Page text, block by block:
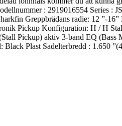
: 2919016554 Series
Greppbrädans radie: 12 ”-
Pickup Konfiguration: H / H
Pickup) aktiv 3-band EQ (Bass
Plast Sadelterbredd : 1.650